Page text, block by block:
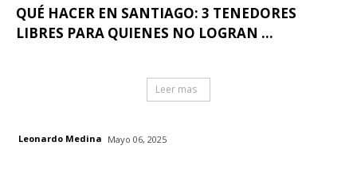
QUÉ HACER EN SANTIAGO: 3 TENEDORES
LIBRES PARA QUIENES NO LOGRAN ...
Leer mas
Leonardo Medina Mayo 06, 2025